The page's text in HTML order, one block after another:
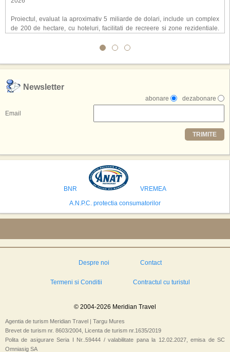
Proiectul, evaluat la aproximativ 5 miliarde de dolari, include un complex
de 200 de hectare, cu hoteluri, facilitati de recreere si zone rezidentiale.
atragerea a pana la 10 milioane de turisti anual. �Luna� ar putea deveni
exclusiv simularea suprafetei lunare.
,,Credem ca exista sanse mari sa anuntam nu doar o locatie, ci poate mai
multe'', a declarat Michael R. Henderson, cofondator al Moon World
Resorts, citat de Gulf News. Potrivit acestuia, 2026 ar putea deveni un an
decisiv pentru reali zarea proiectului.
Printre celelalte tari care concureaza pentru a gazdui aceasta constructie
se numara Australia, Brazilia, China, Egipt, India, Polonia, Thailanda,
avea cele mai mari sanse de a castiga licitatia. Totusi, Spania, care se
preconizeaza ca va deveni a doua cea mai vizitata tara din lume in 2025,
isi bazeaza oferta pe infrastructura turistica solida si capacitatea hoteliera."
Newsletter
dezabonare
abonare
Email
TRIMITE
BNR
VREMEA
A.N.P.C. protectia consumatorilor
Despre noi Contact
Termeni si Conditii Contractul cu turistul
© 2004-2026 Meridian Travel
Agentia de turism Meridian Travel | Targu Mures
Brevet de turism nr. 8603/2004, Licenta de turism nr.1635/2019
Polita de asigurare Seria I Nr..59444 / valabilitate pana la 12.02.2027, emisa de SC
Omniasig SA